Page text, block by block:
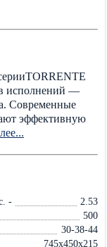
исполнений —
Современные
эффективную
-
2.53
500
30-38-44
745x450x215